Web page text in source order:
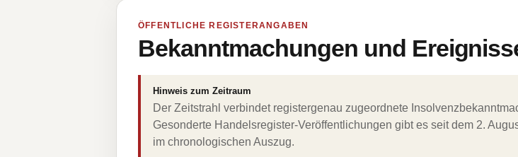
ÖFFENTLICHE REGISTERANGABEN
Bekanntmachungen und
Hinweis zum Zeitraum
Der Zeitstrahl verbindet registergenau zugeordnete
Gesonderte Handelsregister-Veröffentlichungen gibt es seit dem 2.
im chronologischen Auszug.